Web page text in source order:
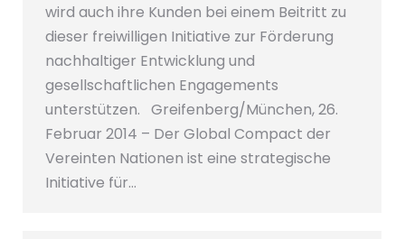
wird auch ihre Kunden bei einem Beitritt zu
dieser freiwilligen Initiative zur Förderung
nachhaltiger Entwicklung und
gesellschaftlichen Engagements
unterstützen. Greifenberg/München, 26.
Februar 2014 – Der Global Compact der
Vereinten Nationen ist eine strategische
Initiative für…